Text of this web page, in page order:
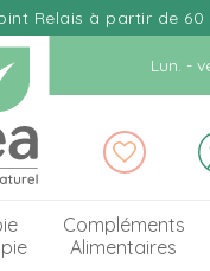
Relais à partir de
Lun. -
Compléments
Alimentaires